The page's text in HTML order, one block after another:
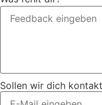
Sollen wir dich